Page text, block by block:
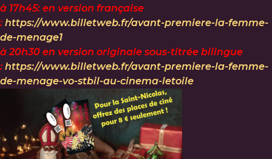
à 17h45: en version française
: https://www.billetweb.fr/avant-premiere-la-femme-
de-menage1
à 20h30 en version originale sous-titrée bilingue
: https://www.billetweb.fr/avant-premiere-la-femme-
de-menage-vo-stbil-au-cinema-letoile